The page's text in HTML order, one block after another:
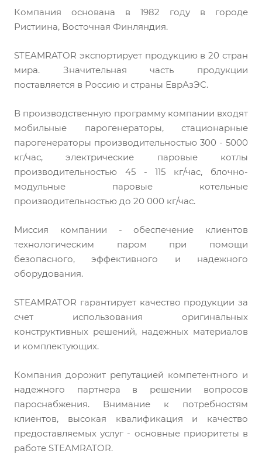
Компания основана в 1982 году в городе
Ристиина, Восточная Финляндия.
STEAMRATOR экспортирует продукцию в 20 стран
мира. Значительная часть продукции
поставляется в Россию и страны ЕврАзЭС.
В производственную программу компании входят
мобильные парогенераторы, стационарные
парогенераторы производительностью 300 - 5000
кг/час, электрические паровые котлы
производительностью 45 - 115 кг/час, блочно-
модульные паровые котельные
производительностью до 20 000 кг/час.
Миссия компании - обеспечение клиентов
технологическим паром при помощи
безопасного, эффективного и надежного
оборудования.
STEAMRATOR гарантирует качество продукции за
счет использования оригинальных
конструктивных решений, надежных материалов
и комплектующих.
Компания дорожит репутацией компетентного и
надежного партнера в решении вопросов
пароснабжения. Внимание к потребностям
клиентов, высокая квалификация и качество
предоставляемых услуг - основные приоритеты в
работе STEAMRATOR.